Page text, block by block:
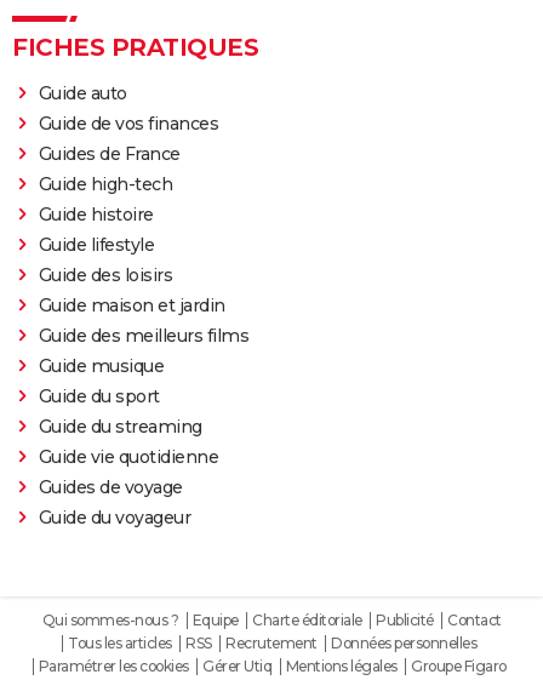
FICHES PRATIQUES
Guide auto
Guide de vos finances
Guides de France
Guide high-tech
Guide histoire
Guide lifestyle
Guide des loisirs
Guide maison et jardin
Guide des meilleurs films
Guide musique
Guide du sport
Guide du streaming
Guide vie quotidienne
Guides de voyage
Guide du voyageur
Qui sommes-nous ? Equipe Charte éditoriale Publicité
Contact
Tous les articles
RSS Recrutement
Données personnelles
Paramétrer les cookies
Gérer Utiq Mentions légales Groupe Figaro